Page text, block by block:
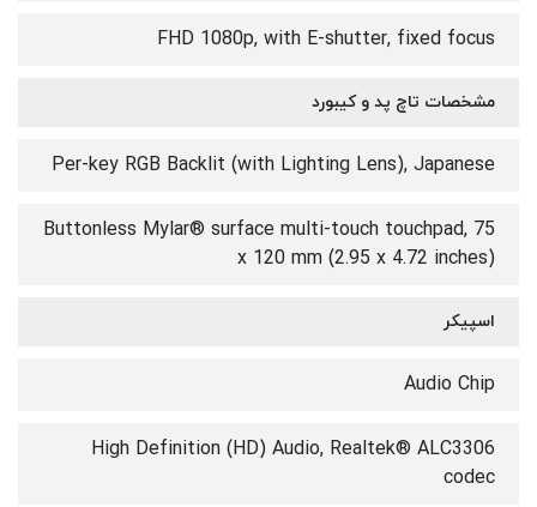
FHD 1080p, with E-shutter, fixed focus
مشخصات تاچ پد و کیبورد
Per-key RGB Backlit (with Lighting Lens), Japanese
Buttonless Mylar® surface multi-touch touchpad, 75
x 120 mm (2.95 x 4.72 inches)
اسپیکر
Audio Chip
High Definition (HD) Audio, Realtek® ALC3306
codec